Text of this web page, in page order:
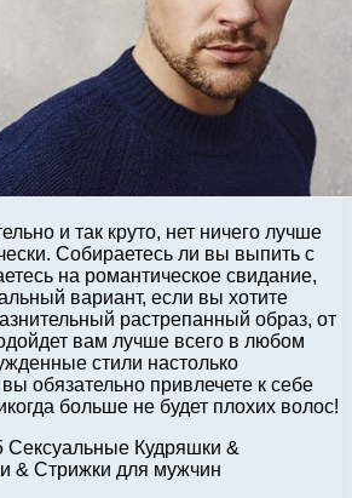
и так круто, нет ничего лучше
Собираетесь ли вы выпить с
на романтическое свидание,
вариант, если вы хотите
растрепанный образ, от
вам лучше всего в любом
стили настолько
обязательно привлечете к себе
больше не будет плохих волос!
Сексуальные Кудряшки &
& Стрижки для мужчин